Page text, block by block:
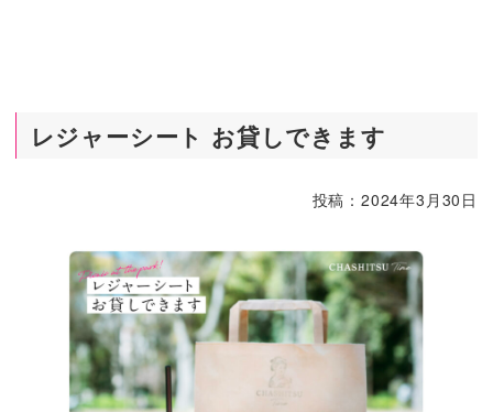
レジャーシート お貸しできます
投稿： 2024年3月30日